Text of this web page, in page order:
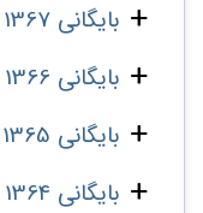
بایگانی 1367
بایگانی 1366
بایگانی 1365
بایگانی 1364